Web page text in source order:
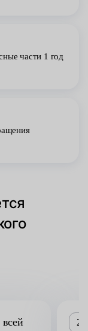
части 1 год
2